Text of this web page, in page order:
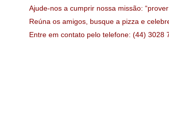
Ajude-nos a cumprir nossa missão:
Reúna os amigos, busque a pizza e
Entre em contato pelo telefone: (44) 3028